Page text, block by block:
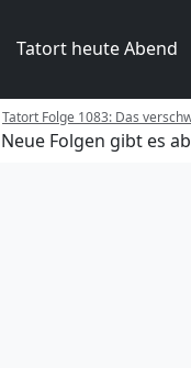
Tatort heute Abend
Tatort Folge 1083: Das
Neue Folgen gibt es